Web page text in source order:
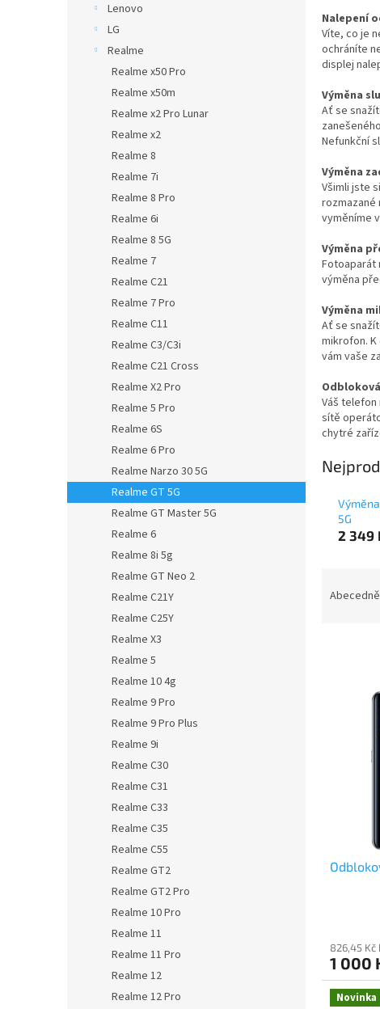
Lenovo
LG
Realme
Realme x50 Pro
Realme x50m
Realme x2 Pro Lunar
Realme x2
Realme 8
Realme 7i
Realme 8 Pro
Realme 6i
Realme 8 5G
Realme 7
Realme C21
Realme 7 Pro
Realme C11
Realme C3/C3i
Realme C21 Cross
Realme X2 Pro
Realme 5 Pro
Realme 6S
Realme 6 Pro
Realme Narzo 30 5G
Realme GT 5G
Realme GT Master 5G
Realme 6
Realme 8i 5g
Realme GT Neo 2
Realme C21Y
Realme C25Y
Realme X3
Realme 5
Realme 10 4g
Realme 9 Pro
Realme 9 Pro Plus
Realme 9i
Realme C30
Realme C31
Realme C33
Realme C35
Realme C55
Realme GT2
Realme GT2 Pro
Realme 10 Pro
Realme 11
Realme 11 Pro
Realme 12
Realme 12 Pro
Nalepení
Víte, co je
ochráníte
displej
Výměna
Ať se
Nefunkční
Výměna
Všimli jste
rozmazané
vyměníme
Výměna
Fotoaparát
výměna
Výměna
Ať se
mikrofon.
vám vaše
Váš telefon
sítě
chytré
5G
2 349
Abecedně
826,45 Kč
1 000
Novinka